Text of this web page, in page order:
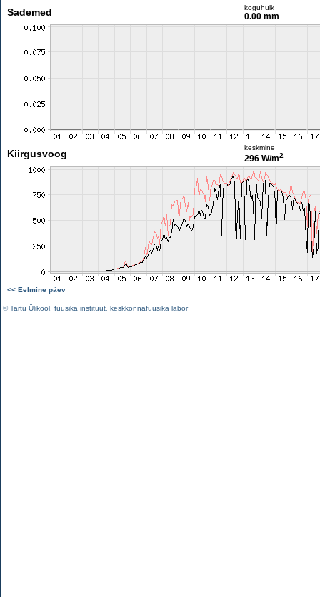
Sademed koguhulk
0.00 mm
Kiirgusvoog
keskmine
296 W/m2
<< Eelmine päev
©Tartu Ülikool füüsika instituut keskkonnafüüsika labor